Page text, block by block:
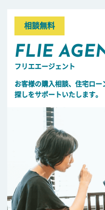
相談無料
FLIE
フリエエージェント
お客様の購入相談、住宅ロ
探しをサポートいたします。